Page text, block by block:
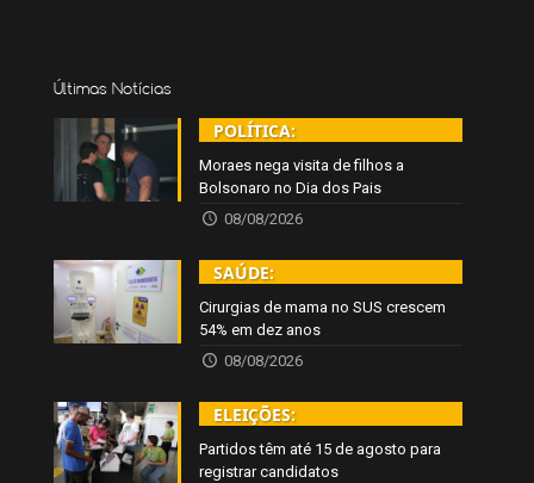
Últimas Notícias
POLÍTICA:
Moraes nega visita de filhos a
Bolsonaro no Dia dos Pais
08/08/2026
SAÚDE:
Cirurgias de mama no SUS crescem
54% em dez anos
08/08/2026
ELEIÇÕES:
Partidos têm até 15 de agosto para
registrar candidatos